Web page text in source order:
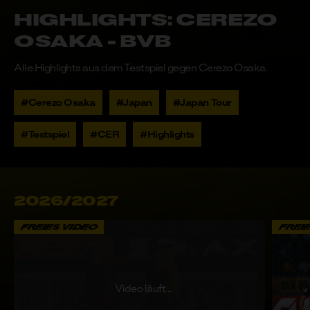
SUCHE
ABO ABSCHLIESSENoder
Highlights: Cerezo
Osaka - BVB
Alle Highlights aus dem Testspiel gegen Cerezo Osaka.
#Cerezo Osaka #Japan #Japan Tour
#Testspiel #CER #Highlights
2026/2027
FREIES VIDEO
Video läuft ...